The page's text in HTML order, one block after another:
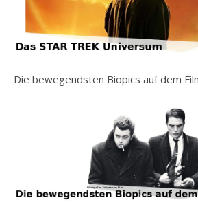
Die bewegendsten Biopics auf dem